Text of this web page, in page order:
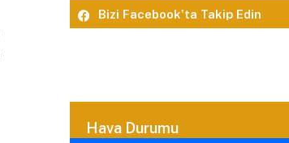
Bizi Facebook’ta Takip Edin
Hava Durumu